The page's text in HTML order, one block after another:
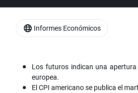
Los futuros indican una
europea.
El CPI americano se publica el
Informes Económicos